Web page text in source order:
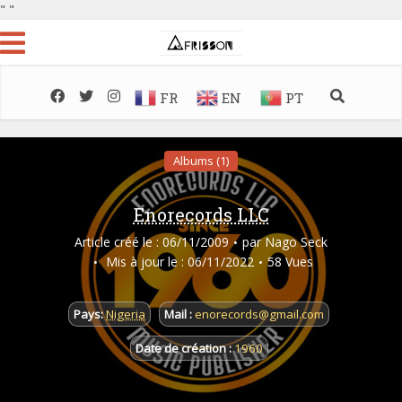
" "
FR EN PT
Albums (1)
Enorecords LLC
Article créé le : 06/11/2009 par Nago Seck
Mis à jour le : 06/11/2022
58 Vues
Pays:Nigeria Mail :enorecords@gmail.com
Date de création :1960